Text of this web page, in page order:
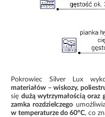
Pokrowiec Silver Lux
materiałów – wiskozy,
siędużą wytrzymałością oraz
zamka rozdzielczego
w temperaturze do 60°C, co